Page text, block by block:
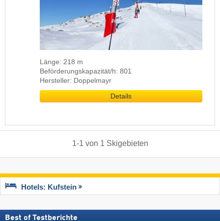
Länge: 218 m
Beförderungskapazität/h: 801
Hersteller: Doppelmayr
Details
1-1 von 1 Skigebieten
Hotels: Kufstein
Best of Testberichte